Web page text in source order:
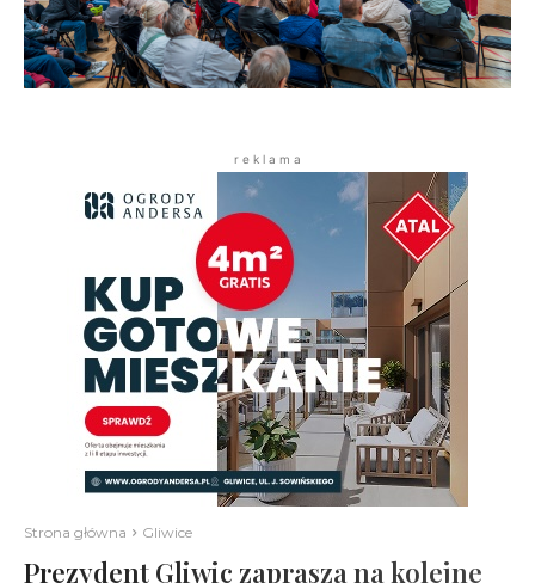
r e k l a m a
Strona główna Gliwice
Prezydent Gliwic zaprasza na kolejne